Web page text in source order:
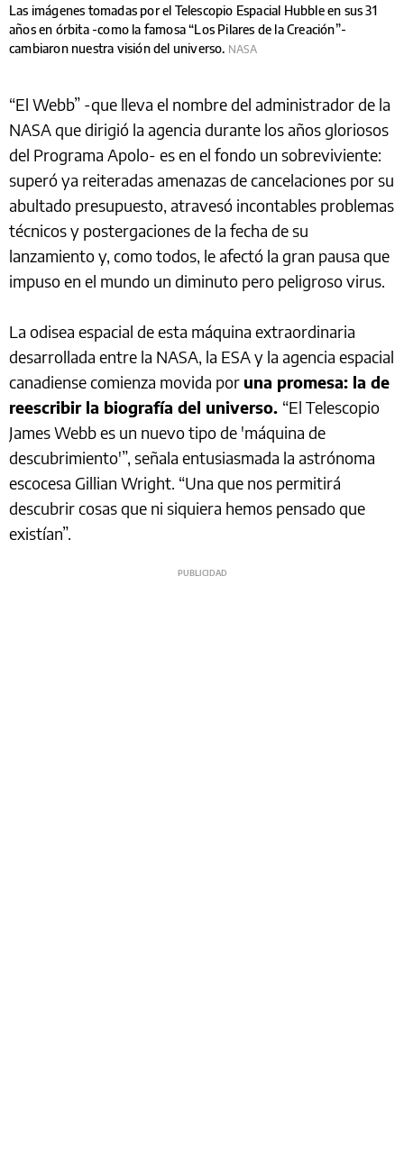
Las imágenes tomadas por el Telescopio Espacial Hubble en sus 31
años en órbita -como la famosa “Los Pilares de la Creación”-
cambiaron nuestra visión del universo. NASA
“El Webb” -que lleva el nombre del administrador de la
NASA que dirigió la agencia durante los años gloriosos
del Programa Apolo- es en el fondo un sobreviviente:
superó ya reiteradas amenazas de cancelaciones por su
abultado presupuesto, atravesó incontables problemas
técnicos y postergaciones de la fecha de su
lanzamiento y, como todos, le afectó la gran pausa que
impuso en el mundo un diminuto pero peligroso virus.
La odisea espacial de esta máquina extraordinaria
desarrollada entre la NASA, la ESA y la agencia espacial
canadiense comienza movida por una promesa: la de
reescribir la biografía del universo. “El Telescopio
James Webb es un nuevo tipo de 'máquina de
descubrimiento'”, señala entusiasmada la astrónoma
escocesa Gillian Wright. “Una que nos permitirá
descubrir cosas que ni siquiera hemos pensado que
existían”.